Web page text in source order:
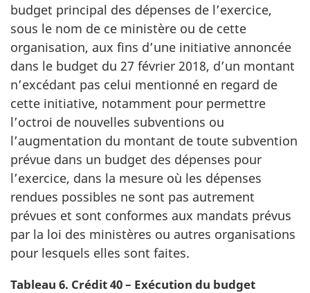
budget principal des dépenses de l’exercice,
sous le nom de ce ministère ou de cette
organisation, aux fins d’une initiative annoncée
dans le budget du 27 février 2018, d’un montant
n’excédant pas celui mentionné en regard de
cette initiative, notamment pour permettre
l’octroi de nouvelles subventions ou
l’augmentation du montant de toute subvention
prévue dans un budget des dépenses pour
l’exercice, dans la mesure où les dépenses
rendues possibles ne sont pas autrement
prévues et sont conformes aux mandats prévus
par la loi des ministères ou autres organisations
pour lesquels elles sont faites.
Tableau 6. Crédit 40 – Exécution du budget